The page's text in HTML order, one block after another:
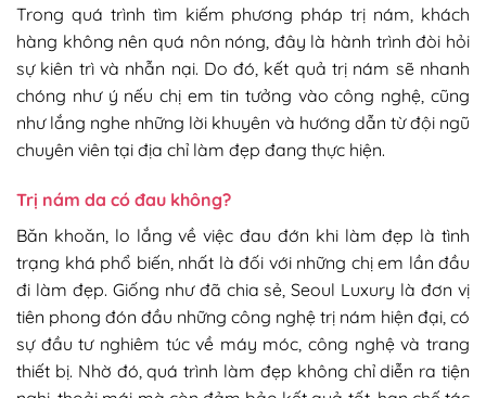
Trong quá trình tìm kiếm phương pháp trị nám, khách
hàng không nên quá nôn nóng, đây là hành trình đòi hỏi
sự kiên trì và nhẫn nại. Do đó, kết quả trị nám sẽ nhanh
chóng như ý nếu chị em tin tưởng vào công nghệ, cũng
như lắng nghe những lời khuyên và hướng dẫn từ đội ngũ
chuyên viên tại địa chỉ làm đẹp đang thực hiện.
Trị nám da có đau không?
Băn khoăn, lo lắng về việc đau đớn khi làm đẹp là tình
trạng khá phổ biến, nhất là đối với những chị em lần đầu
đi làm đẹp. Giống như đã chia sẻ, Seoul Luxury là đơn vị
tiên phong đón đầu những công nghệ trị nám hiện đại, có
sự đầu tư nghiêm túc về máy móc, công nghệ và trang
thiết bị. Nhờ đó, quá trình làm đẹp không chỉ diễn ra tiện